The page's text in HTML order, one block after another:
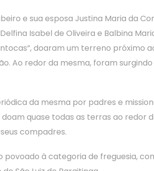
e sua esposa Justina Maria da
Isabel de Oliveira e Balbina
doaram um terreno próximo
Ao redor da mesma, foram
da mesma por padres e
quase todas as terras ao redor
compadres.
povoado à categoria de freguesia,